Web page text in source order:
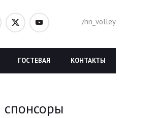
/nn_volley
КОНТАКТЫ
ГОСТЕВАЯ